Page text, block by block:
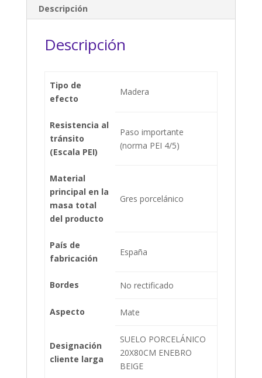
Descripción
Descripción
Tipo de
efecto
Madera
Resistencia al
tránsito
(Escala PEI)
Paso importante
(norma PEI 4/5)
Material
principal en la
masa total
del producto
Gres porcelánico
País de
fabricación
España
Bordes No rectificado
Aspecto Mate
Designación
cliente larga
SUELO PORCELÁNICO
20X80CM ENEBRO
BEIGE